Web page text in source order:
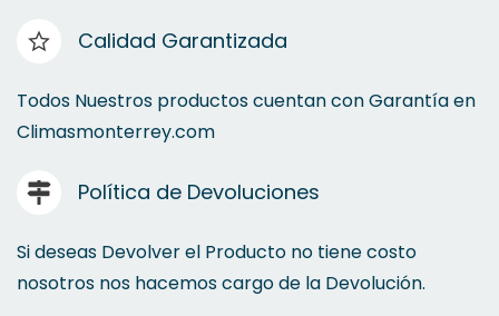
Calidad Garantizada
Todos Nuestros productos cuentan con Garantía en
Climasmonterrey.com
Política de Devoluciones
Si deseas Devolver el Producto no tiene costo
nosotros nos hacemos cargo de la Devolución.